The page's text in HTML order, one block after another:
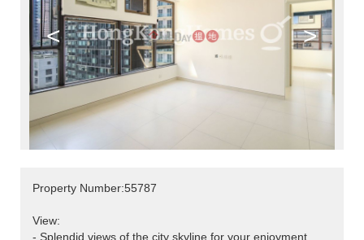
< >
Property Number:55787
View:
- Splendid views of the city skyline for your enjoyment